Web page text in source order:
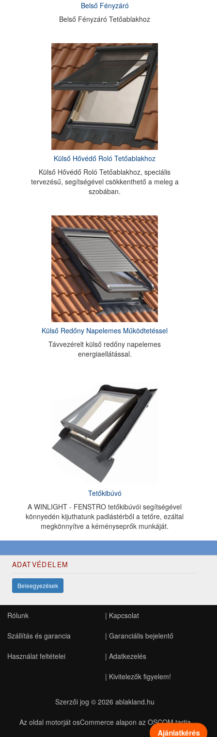
Belső Fényzáró
Belső Fényzáró Tetőablakhoz
Külső Hővédő Roló Tetőablakhoz
Külső Hővédő Roló Tetőablakhoz, speciális
tervezésű, segítségével csökkenthető a meleg a
szobában.
Külső Redőny Napelemes Működtetéssel
Távvezérelt külső redőny napelemes
energiaellátással.
Tetőkibúvó
A WINLIGHT - FENSTRO tetőkibúvói segítségével
könnyedén kijuthatunk padlástérből a tetőre, ezáltal
megkönnyítve a kéményseprők munkáját.
Ajánlatkérés
ADATVÉDELEM
Beleegyezések
Rólunk
Szállítás és garancia
Használat feltételei
| Kapcsolat
| Garanciális bejelentő
| Adatkezelés
| Kivitelezők figyelem!
Szerzői jog © 2026 ablakland.hu
Az oldal motorját osCommerce alapon az OSCOM tartja